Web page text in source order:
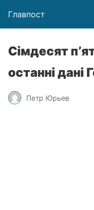
Главпост
Сімдесят
останні
Петр Юрьев